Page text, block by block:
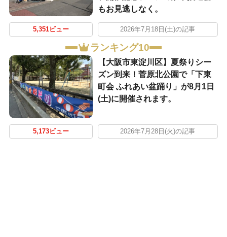
もお見逃しなく。
5,351ビュー 2026年7月18日(土)の記事
ランキング10
【大阪市東淀川区】夏祭りシー
ズン到来！菅原北公園で「下東
町会 ふれあい盆踊り」が8月1日
(土)に開催されます。
5,173ビュー 2026年7月28日(火)の記事